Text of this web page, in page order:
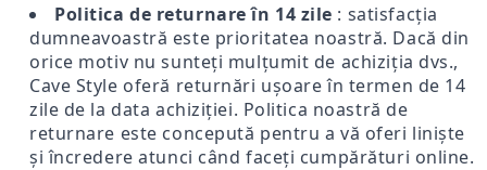
Politica de returnare în 14 zile : satisfacția
dumneavoastră este prioritatea noastră. Dacă din
orice motiv nu sunteți mulțumit de achiziția dvs.,
Cave Style oferă returnări ușoare în termen de 14
zile de la data achiziției. Politica noastră de
returnare este concepută pentru a vă oferi liniște
și încredere atunci când faceți cumpărături online.